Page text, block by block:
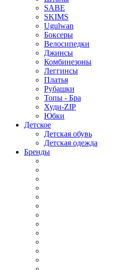
SABE
SKIMS
Ugulwan
Боксеры
Велосипедки
Джинсы
Комбинезоны
Леггинсы
Платья
Рубашки
Топы - Бра
Худи-ZIP
Юбки
Детское
Детская обувь
Детская одежда
Бренды